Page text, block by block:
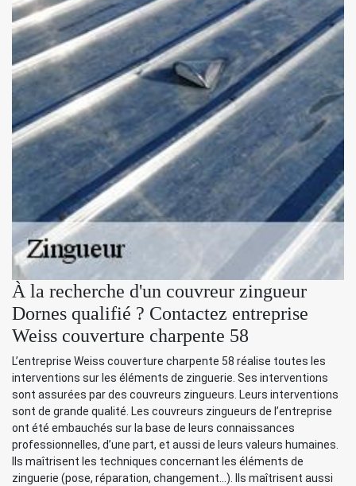
À la recherche d'un couvreur zingueur
Dornes qualifié ? Contactez entreprise
Weiss couverture charpente 58
L’entreprise Weiss couverture charpente 58 réalise toutes les
interventions sur les éléments de zinguerie. Ses interventions
sont assurées par des couvreurs zingueurs. Leurs interventions
sont de grande qualité. Les couvreurs zingueurs de l’entreprise
ont été embauchés sur la base de leurs connaissances
professionnelles, d’une part, et aussi de leurs valeurs humaines.
Ils maîtrisent les techniques concernant les éléments de
zinguerie (pose, réparation, changement…). Ils maîtrisent aussi